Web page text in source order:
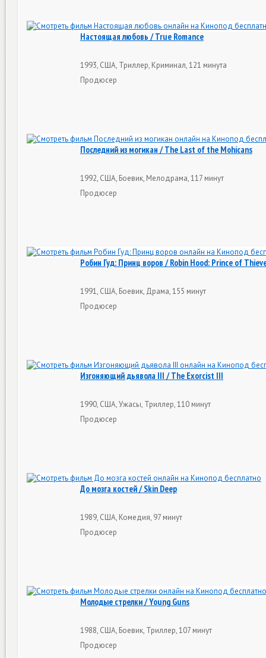
Настоящая любовь / True Romance
1993, США, Триллер, Криминал, 121 минута
Продюсер
Последний из могикан / The Last of the Mohicans
1992, США, Боевик, Мелодрама, 117 минут
Продюсер
Робин Гуд: Принц воров / Robin Hood: Prince of
1991, США, Боевик, Драма, 155 минут
Продюсер
Изгоняющий дьявола III / The Exorcist III
1990, США, Ужасы, Триллер, 110 минут
Продюсер
До мозга костей / Skin Deep
1989, США, Комедия, 97 минут
Продюсер
Молодые стрелки / Young Guns
1988, США, Боевик, Триллер, 107 минут
Продюсер